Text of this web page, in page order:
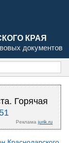
КРАЯ
документов
Горячая
Реклама jurik.ru